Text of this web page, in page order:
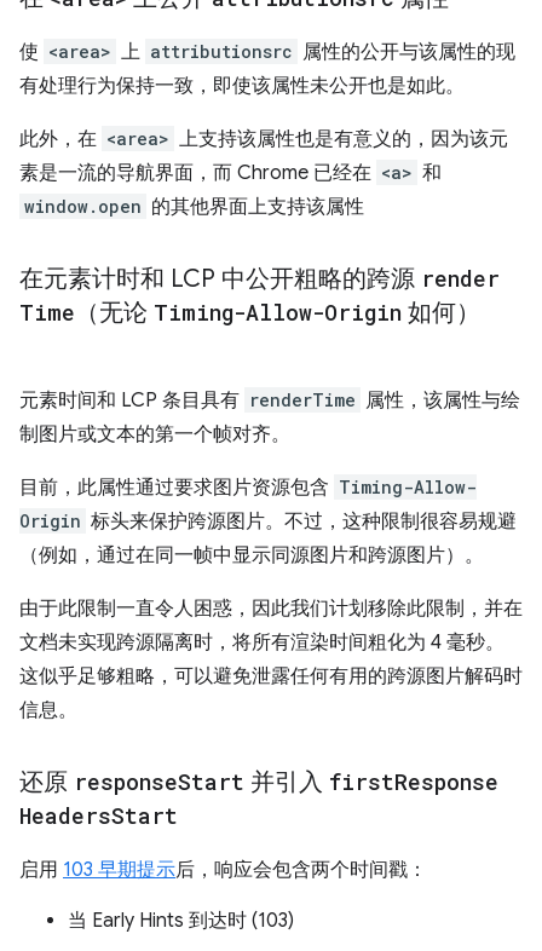
使 <area> 上 attributionsrc 属性的公开与该属性的现
有处理行为保持一致，即使该属性未公开也是如此。
此外，在 <area> 上支持该属性也是有意义的，因为该元
素是一流的导航界面，而 Chrome 已经在 <a> 和
window.open 的其他界面上支持该属性
在元素计时和 LCP 中公开粗略的跨源 render
Time （无论 Timing-Allow-Origin 如何）
元素时间和 LCP 条目具有 renderTime 属性，该属性与绘
制图片或文本的第一个帧对齐。
目前，此属性通过要求图片资源包含 Timing-Allow-
Origin 标头来保护跨源图片。不过，这种限制很容易规避
（例如，通过在同一帧中显示同源图片和跨源图片）。
由于此限制一直令人困惑，因此我们计划移除此限制，并在
文档未实现跨源隔离时，将所有渲染时间粗化为 4 毫秒。
这似乎足够粗略，可以避免泄露任何有用的跨源图片解码时
信息。
还原 responseStart 并引入 firstResponse
HeadersStart
启用 103 早期提示后，响应会包含两个时间戳：
当 Early Hints 到达时 (103)